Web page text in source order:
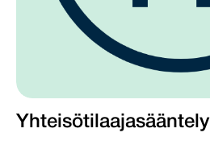
Yhteisötilaajasääntely